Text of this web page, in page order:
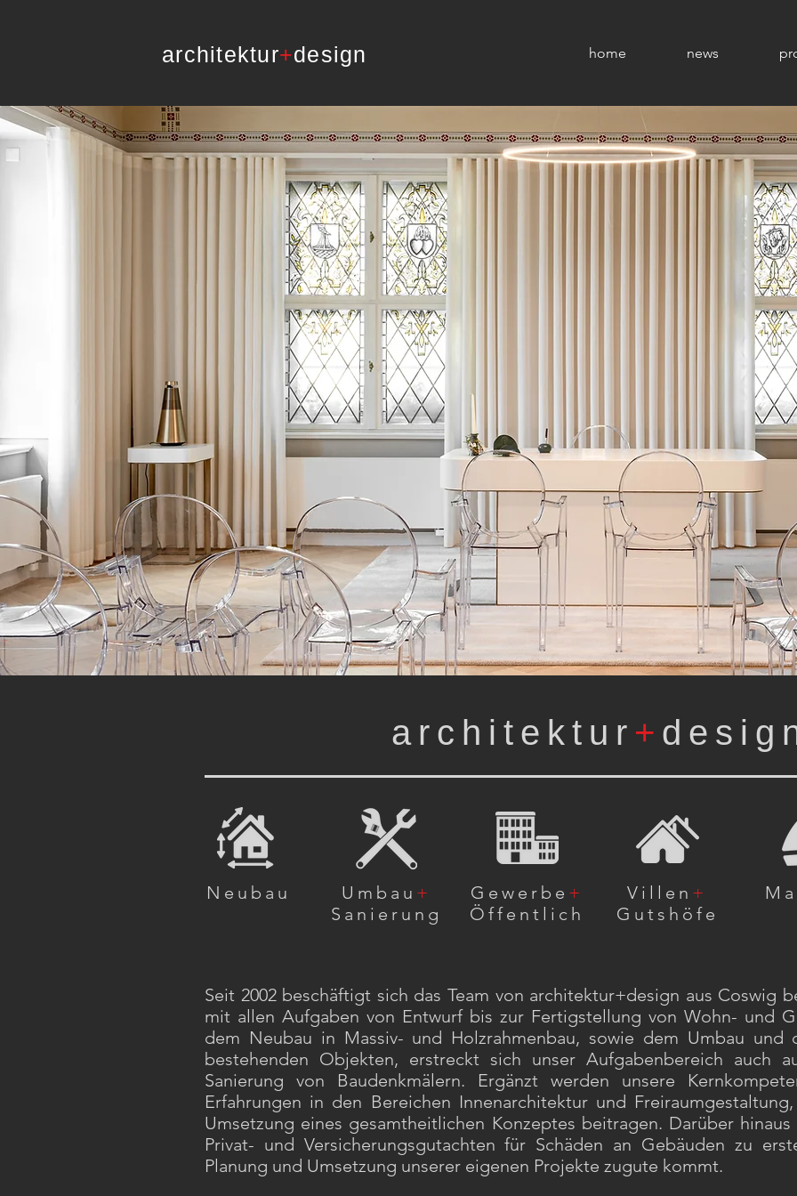
architektur+design home news
architektur +
Neubau Umbau +
Sanierung
Gewerbe +
Öffentlich
Villen +
Gutshöfe
Seit 2002 beschäftigt sich das Team von architektur+design aus Coswig
mit allen Aufgaben von Entwurf bis zur Fertigstellung von Wohn- und
dem Neubau in Massiv- und Holzrahmenbau, sowie dem Umbau und
bestehenden Objekten, erstreckt sich unser Aufgabenbereich auch
Sanierung von Baudenkmälern. Ergänzt werden unsere
Erfahrungen in den Bereichen Innenarchitektur und
Umsetzung eines gesamtheitlichen Konzeptes beitragen. Darüber
Privat- und Versicherungsgutachten für Schäden an Gebäuden zu
Planung und Umsetzung unserer eigenen Projekte zugute kommt.